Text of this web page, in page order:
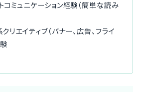
コミュニケーション経験（簡単な読み
リエイティブ（バナー、広告、フライ